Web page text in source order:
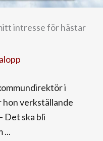
intresse för hästar
i
hon verkställande
Det ska bli
...